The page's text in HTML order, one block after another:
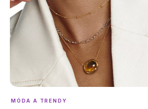
MÓDA A TRENDY